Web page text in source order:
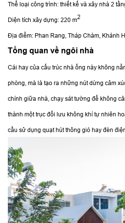
Thể loại công trình: thiết kế và xây nhà 2
Diện tích xây dựng: 220 m2
Địa điểm: Phan Rang, Tháp Chàm, Khánh
Tổng quan về ngôi nhà
Cái hay của cấu trúc nhà ống này không
phòng, mà là tạo ra những nút dừng cảm
chính giữa nhà, chạy sát tường để không
thành một trục đối lưu không khí tự nhiên
cầu sử dụng quạt hút thông gió hay đèn